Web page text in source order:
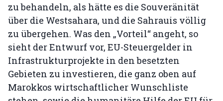
zu behandeln, als hätte es die Souveränität
über die Westsahara, und die Sahrauis völlig
zu übergehen. Was den „Vorteil“ angeht, so
sieht der Entwurf vor, EU-Steuergelder in
Infrastrukturprojekte in den besetzten
Gebieten zu investieren, die ganz oben auf
Marokkos wirtschaftlicher Wunschliste